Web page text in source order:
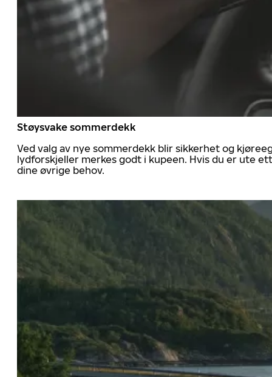
Støysvake sommerdekk
Ved valg av nye sommerdekk blir sikkerhet og
lydforskjeller merkes godt i kupeen. Hvis du er ute
dine øvrige behov.